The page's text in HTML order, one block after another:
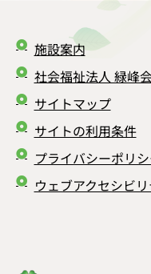
施設案内
社会福祉法人 緑峰
サイトマップ
サイトの利用条件
プライバシーポリ
ウェブアクセシビリ